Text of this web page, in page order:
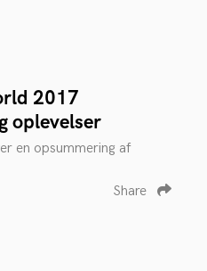
2017
oplevelser
en opsummering af
Share